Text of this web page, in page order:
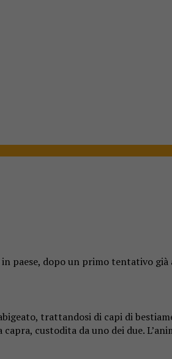
paese, dopo un primo tentativo
trattandosi di capi di
custodita da uno dei due.